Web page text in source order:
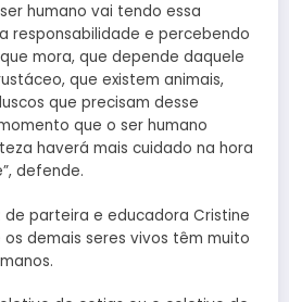
humano vai tendo essa
responsabilidade e percebendo
mora, que depende daquele
que existem animais,
que precisam desse
que o ser humano
haverá mais cuidado na hora
defende.
de parteira e educadora Cristine
demais seres vivos têm muito